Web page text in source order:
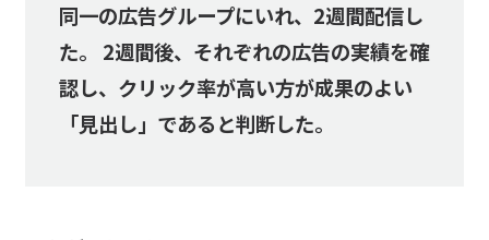
同一の広告グループにいれ、2週間配信し
た。 2週間後、それぞれの広告の実績を確
認し、クリック率が高い方が成果のよい
「見出し」であると判断した。